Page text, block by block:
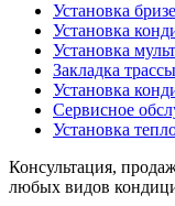
Установка
Установка
Установка
Закладка
Установка
Сервисное
Установка
Консультация,
любых видов